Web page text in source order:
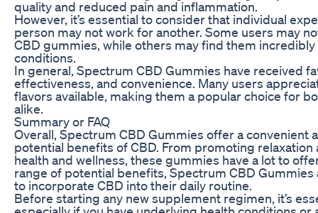
quality and reduced pain and inflammation.
However, it’s essential to consider that individual
person may not work for another. Some users may
CBD gummies, while others may find them
conditions.
In general, Spectrum CBD Gummies have received
effectiveness, and convenience. Many users
flavors available, making them a popular choice for
alike.
Summary or FAQ
Overall, Spectrum CBD Gummies offer a convenient
potential benefits of CBD. From promoting
health and wellness, these gummies have a lot to
range of potential benefits, Spectrum CBD
to incorporate CBD into their daily routine.
Before starting any new supplement regimen, it’s